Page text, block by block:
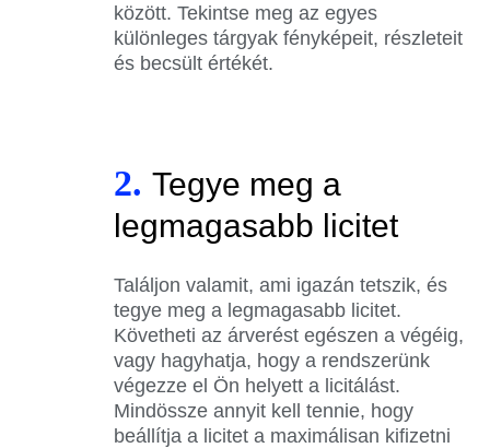
között. Tekintse meg az egyes
különleges tárgyak fényképeit, részleteit
és becsült értékét.
2. Tegye meg a
legmagasabb licitet
Találjon valamit, ami igazán tetszik, és
tegye meg a legmagasabb licitet.
Követheti az árverést egészen a végéig,
vagy hagyhatja, hogy a rendszerünk
végezze el Ön helyett a licitálást.
Mindössze annyit kell tennie, hogy
beállítja a licitet a maximálisan kifizetni